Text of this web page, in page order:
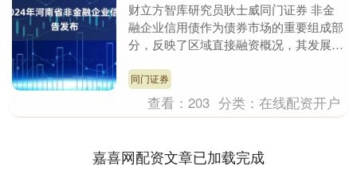
财立方智库研究员耿士威同门证券 非金
融企业信用债作为债券市场的重要组成部
分，反映了区域直接融资概况，其发展与
切相关。非金融企....
同门证券
查看：203 分类：在线配资开户
嘉喜网配资文章已加载完成